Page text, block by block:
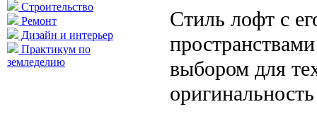
Строительство
Ремонт
Дизайн и интерьер
Практикум по
земледелию
Стиль лофт с
выбором для